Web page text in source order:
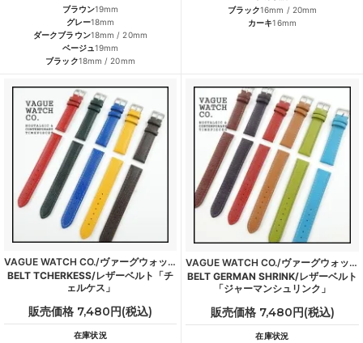
ブラウン19mm
グレー18mm
ダークブラウン18mm / 20mm
ベージュ19mm
ブラック18mm / 20mm
ブラック16mm / 20mm
カーキ16mm
VAGUE WATCH CO./ヴァーグウォッチカンパニー
BELT TCHERKESS/レザーベルト「チ
ェルケス」
販売価格 7,480円(税込)
在庫状況
VAGUE WATCH CO./ヴァーグウォッチカンパニー
BELT GERMAN SHRINK/レザーベルト
「ジャーマンシュリンク」
販売価格 7,480円(税込)
在庫状況